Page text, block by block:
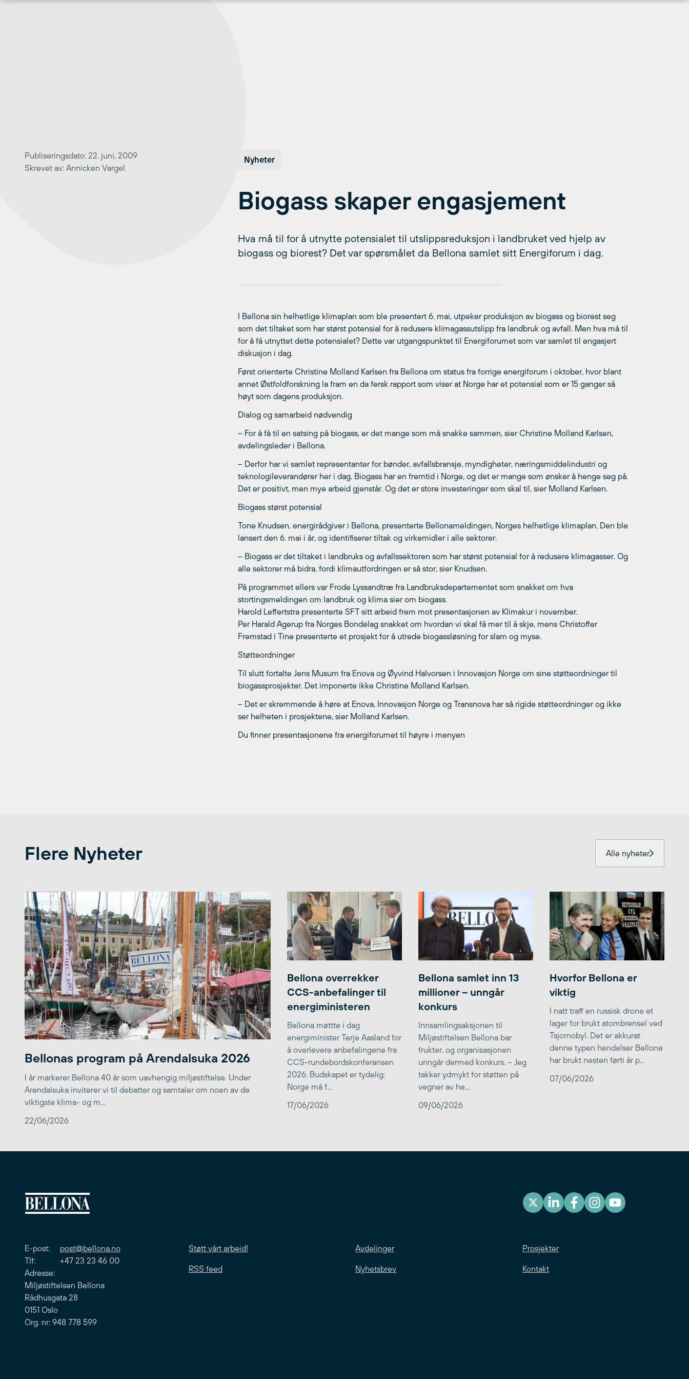
Publiseringsdato: 22. juni, 2009
Skrevet av: Annicken Vargel
Nyheter
Biogass skaper engasjement
Hva må til for å utnytte potensialet til utslippsreduksjon i landbruket ved hjelp av
biogass og biorest? Det var spørsmålet da Bellona samlet sitt Energiforum i dag.
I Bellona sin helhetlige klimaplan som ble presentert 6. mai, utpeker produksjon av biogass og biorest seg
som det tiltaket som har størst potensial for å redusere klimagassutslipp fra landbruk og avfall. Men hva må til
for å få utnyttet dette potensialet? Dette var utgangspunktet til Energiforumet som var samlet til engasjert
diskusjon i dag.
Først orienterte Christine Molland Karlsen fra Bellona om status fra forrige energiforum i oktober, hvor blant
annet Østfoldforskning la fram en da fersk rapport som viser at Norge har et potensial som er 15 ganger så
høyt som dagens produksjon.
Dialog og samarbeid nødvendig
– For å få til en satsing på biogass, er det mange som må snakke sammen, sier Christine Molland Karlsen,
avdelingsleder i Bellona.
– Derfor har vi samlet representanter for bønder, avfallsbransje, myndigheter, næringsmiddelindustri og
teknologileverandører her i dag. Biogass har en fremtid i Norge, og det er mange som ønsker å henge seg på.
Det er positivt, men mye arbeid gjenstår. Og det er store investeringer som skal til, sier Molland Karlsen.
Biogass størst potensial
Tone Knudsen, energirådgiver i Bellona, presenterte Bellonameldingen, Norges helhetlige klimaplan. Den ble
lansert den 6. mai i år, og identifiserer tiltak og virkemidler i alle sektorer.
– Biogass er det tiltaket i landbruks og avfallssektoren som har størst potensial for å redusere klimagasser. Og
alle sektorer må bidra, fordi klimautfordringen er så stor, sier Knudsen.
På programmet ellers var Frode Lyssandtræ fra Landbruksdepartementet som snakket om hva
stortingsmeldingen om landbruk og klima sier om biogass.
Harold Leffertstra presenterte SFT sitt arbeid frem mot presentasjonen av Klimakur i november.
Per Harald Agerup fra Norges Bondelag snakket om hvordan vi skal få mer til å skje, mens Christoffer
Fremstad i Tine presenterte et prosjekt for å utrede biogassløsning for slam og myse.
Støtteordninger
Til slutt fortalte Jens Musum fra Enova og Øyvind Halvorsen i Innovasjon Norge om sine støtteordninger til
biogassprosjekter. Det imponerte ikke Christine Molland Karlsen.
– Det er skremmende å høre at Enova, Innovasjon Norge og Transnova har så rigide støtteordninger og ikke
ser helheten i prosjektene, sier Molland Karlsen.
Du finner presentasjonene fra energiforumet til høyre i menyen
Flere Nyheter Alle nyheter
Bellonas program på Arendalsuka 2026
I år markerer Bellona 40 år som uavhengig miljøstiftelse. Under
Arendalsuka inviterer vi til debatter og samtaler om noen av de
viktigste klima- og m...
22/06/2026
Bellona overrekker
CCS-anbefalinger til
energiministeren
Bellona møttte i dag
energiminister Terje Aasland for
å overlevere anbefalingene fra
CCS-rundebordskonferansen
2026. Budskapet er tydelig:
Norge må f...
17/06/2026
Bellona samlet inn 13
millioner – unngår
konkurs
Innsamlingsaksjonen til
Miljøstiftelsen Bellona bar
frukter, og organisasjonen
unngår dermed konkurs. – Jeg
takker ydmykt for støtten på
vegner av he...
09/06/2026
Hvorfor Bellona er
viktig
I natt traff en russisk drone et
lager for brukt atombrensel ved
Tsjornobyl. Det er akkurat
denne typen hendelser Bellona
har brukt nesten førti år p...
07/06/2026
E-post: post@bellona.no
Tlf: +47 23 23 46 00
Adresse:
Miljøstiftelsen Bellona
Rådhusgata 28
0151 Oslo
Org. nr: 948 778 599
Støtt vårt arbeid! Avdelinger Prosjekter
RSS feed Nyhetsbrev Kontakt